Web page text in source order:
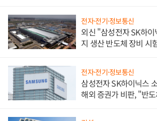
전자·전기·정보통신
외신 "삼성전자 SK하
지 생산 반도체 장비 시
전자·전기·정보통신
삼성전자 SK하이닉스
해외 증권가 비판, "반